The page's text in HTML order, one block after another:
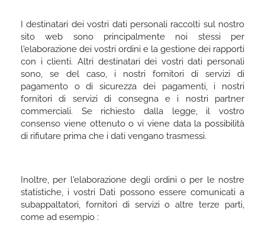
I destinatari dei vostri dati personali raccolti sul nostro
sito web sono principalmente noi stessi per
l'elaborazione dei vostri ordini e la gestione dei rapporti
con i clienti. Altri destinatari dei vostri dati personali
sono, se del caso, i nostri fornitori di servizi di
pagamento o di sicurezza dei pagamenti, i nostri
fornitori di servizi di consegna e i nostri partner
commerciali. Se richiesto dalla legge, il vostro
consenso viene ottenuto o vi viene data la possibilità
di rifiutare prima che i dati vengano trasmessi.
Inoltre, per l'elaborazione degli ordini o per le nostre
statistiche, i vostri Dati possono essere comunicati a
subappaltatori, fornitori di servizi o altre terze parti,
come ad esempio :